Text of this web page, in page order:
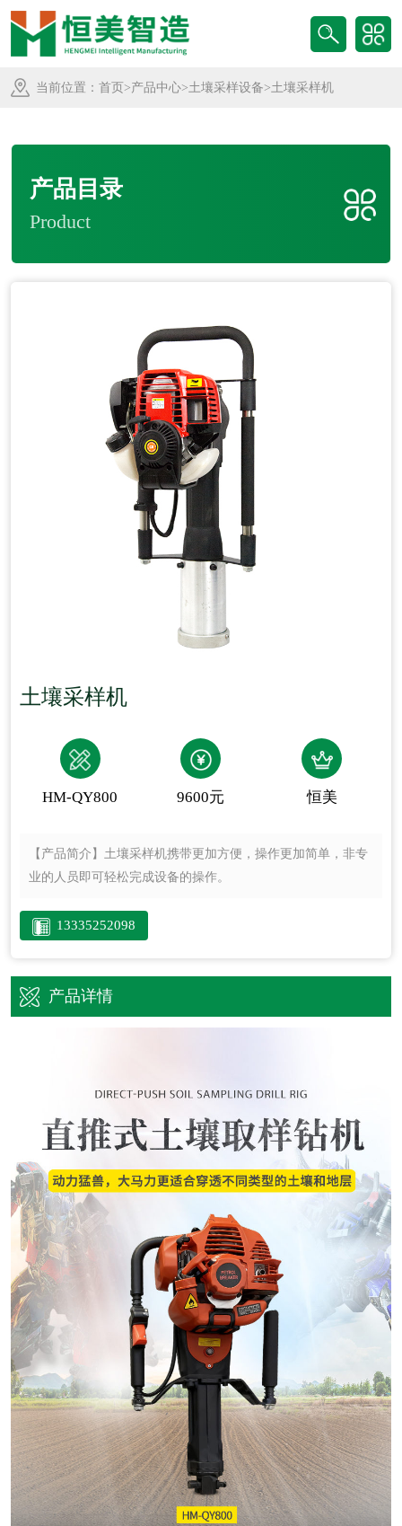
当前位置： 首页 >产品中心>土壤采样设备>土壤采样机
产品目录
Product
土壤采样机
HM-QY800 9600元 恒美
【产品简介】 土壤采样机携带更加方便，操作更加简单，非专
业的人员即可轻松完成设备的操作。
13335252098
产品详情